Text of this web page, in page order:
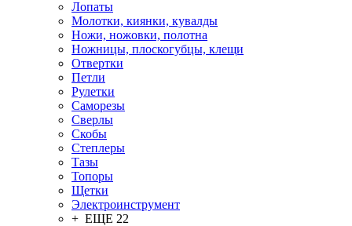
Лопаты
Молотки, киянки, кувалды
Ножи, ножовки, полотна
Ножницы, плоскогубцы, клещи
Отвертки
Петли
Рулетки
Саморезы
Сверлы
Скобы
Степлеры
Тазы
Топоры
Щетки
Электроинструмент
+ ЕЩЕ 22